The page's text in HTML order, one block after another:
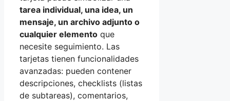
tarea individual, una idea, un
mensaje, un archivo adjunto o
cualquier elemento que
necesite seguimiento. Las
tarjetas tienen funcionalidades
avanzadas: pueden contener
descripciones, checklists (listas
de subtareas), comentarios,